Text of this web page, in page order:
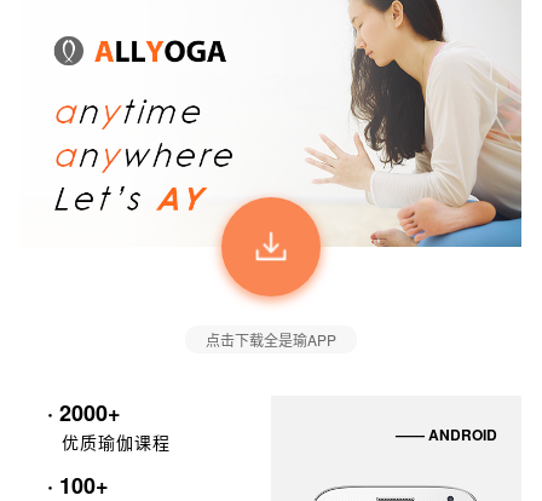
点击下载全是瑜APP
· 2000+
优质瑜伽课程
· 100+
—— ANDROID